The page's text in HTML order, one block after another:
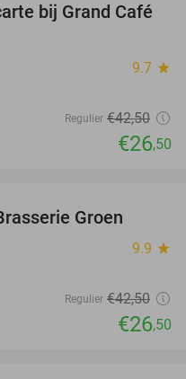
38%
bij Grand Café
9.7 star
Regulier €42,50
€26,50
Groen
9.9 star
Regulier €42,50
€26,50